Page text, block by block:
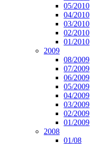
05/2010
04/2010
03/2010
02/2010
01/2010
2009
08/2009
07/2009
06/2009
05/2009
04/2009
03/2009
02/2009
01/2009
2008
01/08